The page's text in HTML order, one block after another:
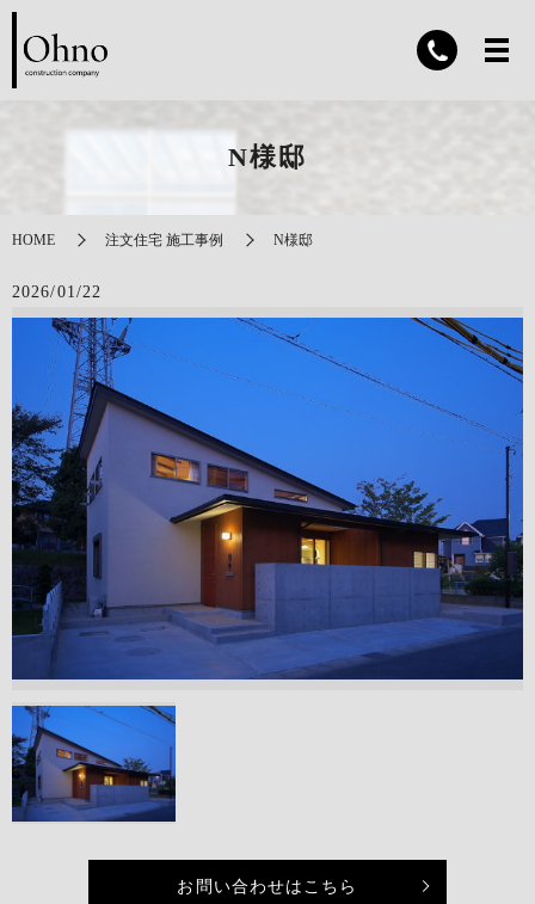
N様邸
HOME 注文住宅 施工事例 N様邸
2026/01/22
お問い合わせはこちら